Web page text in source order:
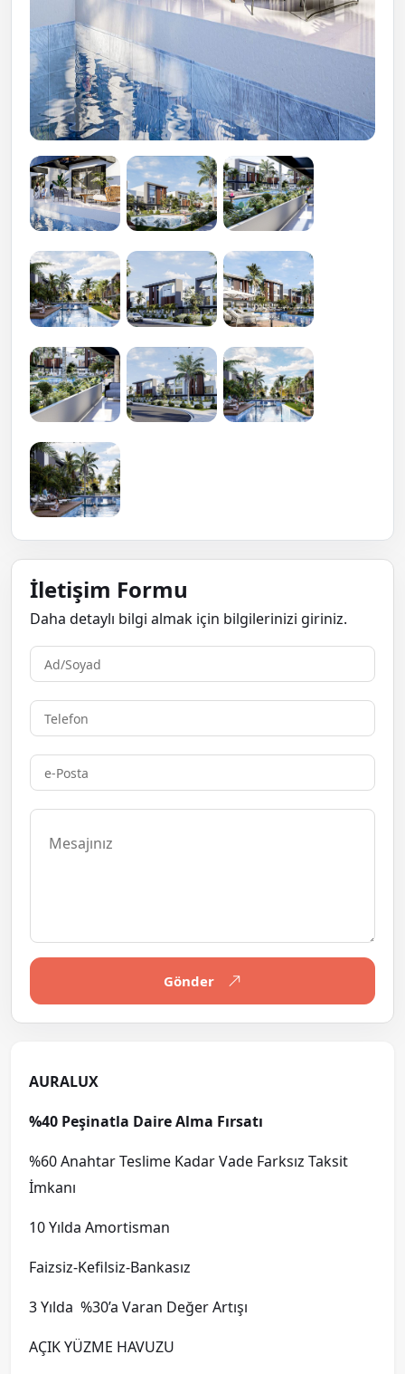
İletişim Formu
Daha detaylı bilgi almak için bilgilerinizi giriniz.
Gönder
AURALUX
%40 Peşinatla Daire Alma Fırsatı
%60 Anahtar Teslime Kadar Vade Farksız Taksit
İmkanı
10 Yılda Amortisman
Faizsiz-Kefilsiz-Bankasız
3 Yılda %30’a Varan Değer Artışı
AÇIK YÜZME HAVUZU